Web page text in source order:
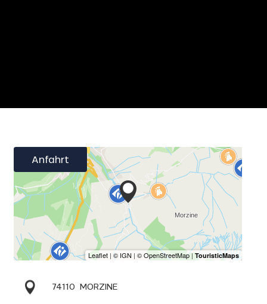
Anfahrt
74110 MORZINE